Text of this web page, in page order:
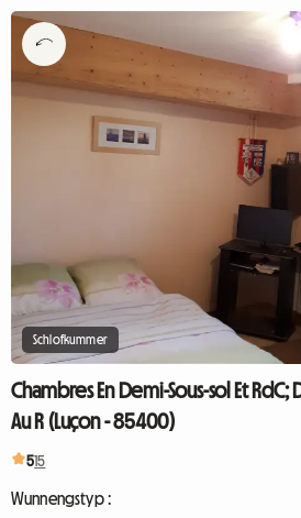
Schlofkummer
Chambres En Demi-Sous-sol Et RdC;
Au R (Luçon - 85400)
515
Wunnengstyp :